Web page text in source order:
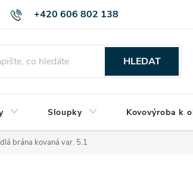
+420 606 802 138
HLEDAT
Sloupky Kovovýroba k
brána kovaná var. 5.1